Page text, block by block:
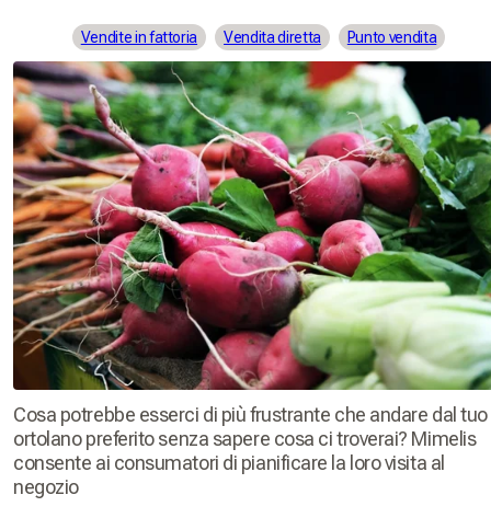
Vendite in fattoria Vendita diretta Punto vendita
Cosa potrebbe esserci di più frustrante che andare dal tuo
ortolano preferito senza sapere cosa ci troverai? Mimelis
consente ai consumatori di pianificare la loro visita al
negozio